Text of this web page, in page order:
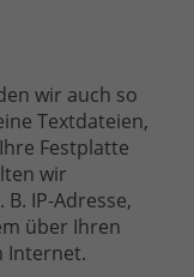
wir auch so
Textdateien,
Festplatte
wir
IP-Adresse,
über Ihren
Internet.